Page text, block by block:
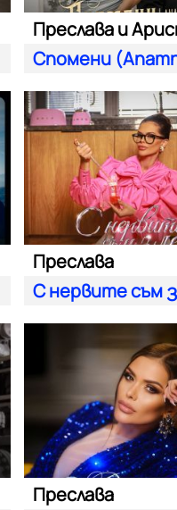
Спомени
Преслава
С нервите съм
Преслава